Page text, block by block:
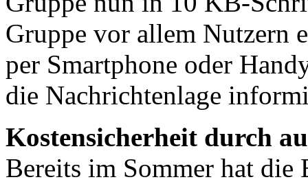
Gruppe vor allem Nutzern
per Smartphone oder
die Nachrichtenlage
Kostensicherheit durch
Bereits im Sommer hat die